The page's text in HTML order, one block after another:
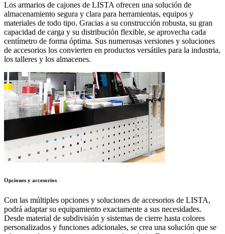
Los armarios de cajones de LISTA ofrecen una solución de
almacenamiento segura y clara para herramientas, equipos y
materiales de todo tipo. Gracias a su construcción robusta, su gran
capacidad de carga y su distribución flexible, se aprovecha cada
centímetro de forma óptima. Sus numerosas versiones y soluciones
de accesorios los convierten en productos versátiles para la industria,
los talleres y los almacenes.
Opciones y accesorios
Con las múltiples opciones y soluciones de accesorios de LISTA,
podrá adaptar su equipamiento exactamente a sus necesidades.
Desde material de subdivisión y sistemas de cierre hasta colores
personalizados y funciones adicionales, se crea una solución que se